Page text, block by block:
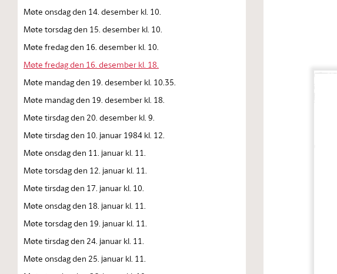
Møte onsdag den 14. desember kl. 10.
Møte torsdag den 15. desember kl. 10.
Møte fredag den 16. desember kl. 10.
Møte fredag den 16. desember kl. 18.
Møte mandag den 19. desember kl. 10.35.
Møte mandag den 19. desember kl. 18.
Møte tirsdag den 20. desember kl. 9.
Møte tirsdag den 10. januar 1984 kl. 12.
Møte onsdag den 11. januar kl. 11.
Møte torsdag den 12. januar kl. 11.
Møte tirsdag den 17. januar kl. 10.
Møte onsdag den 18. januar kl. 11.
Møte torsdag den 19. januar kl. 11.
Møte tirsdag den 24. januar kl. 11.
Møte onsdag den 25. januar kl. 11.